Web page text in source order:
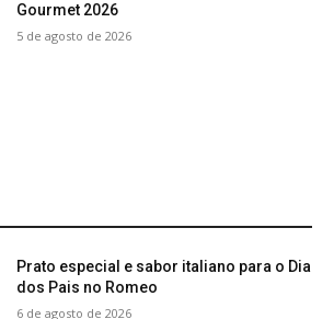
Gourmet 2026
5 de agosto de 2026
Prato especial e sabor italiano para o Dia
dos Pais no Romeo
6 de agosto de 2026